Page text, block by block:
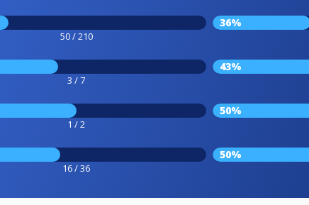
50 / 210
36%
3 / 7
43%
1 / 2
50%
16 / 36
50%